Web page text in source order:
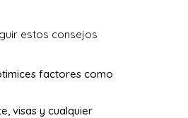
estos consejos
factores como
visas y cualquier